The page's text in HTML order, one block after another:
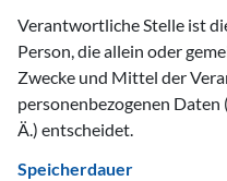
Verantwortliche Stelle ist
Person, die allein oder
Zwecke und Mittel der
personenbezogenen Daten
Ä.) entscheidet.
Speicherdauer